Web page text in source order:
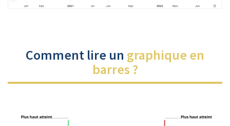
Comment lire un graphique en
barres ?